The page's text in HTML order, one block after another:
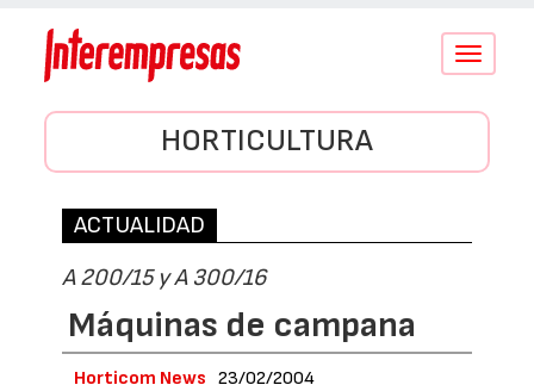
Conmutar
HORTICULTURA
ACTUALIDAD
A 200/15 y A 300/16
Máquinas de campana
Horticom News 23/02/2004